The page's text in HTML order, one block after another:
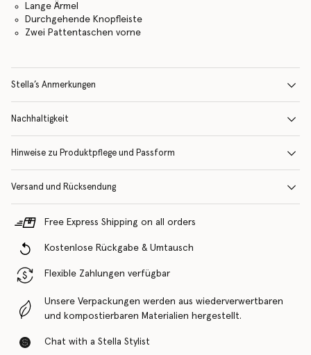
Lange Ärmel
Durchgehende Knopfleiste
Zwei Pattentaschen vorne
Stella’s Anmerkungen
Nachhaltigkeit
Hinweise zu Produktpflege und Passform
Versand und Rücksendung
Free Express Shipping on all orders
Kostenlose Rückgabe & Umtausch
Flexible Zahlungen verfügbar
Unsere Verpackungen werden aus wiederverwertbaren
und kompostierbaren Materialien hergestellt.
Chat with a Stella Stylist